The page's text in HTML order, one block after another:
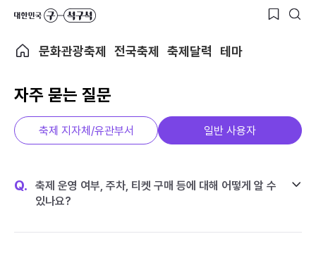
문화관광축제 전국축제 축제달력 테마
자주 묻는 질문
축제 지자체/유관부서 일반 사용자
Q.
축제 운영 여부, 주차, 티켓 구매 등에 대해 어떻게 알 수
있나요?